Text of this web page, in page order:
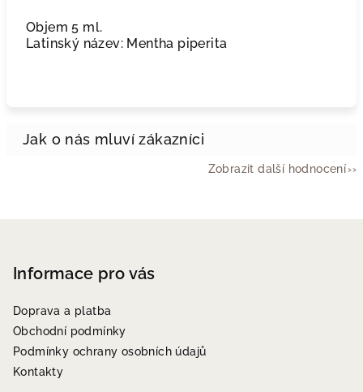
Objem 5 ml.
Latinský název: Mentha piperita
Zobrazit další hodnocení
Informace pro vás
Doprava a platba
Obchodní podmínky
Podmínky ochrany osobních údajů
Kontakty